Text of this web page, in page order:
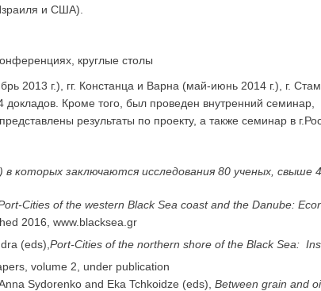
и США).
круглые столы
2013 г.), гг. Констанца и Варна (май-июнь 2014 г.), г.
Кроме того, был проведен внутренний
результаты по проекту, а также семинар в
в которых заключаются исследования 80 ученых, свыше
Cities of the western Black Sea coast and the Danube:
2016, www.blacksea.gr
(eds), Port-Cities of the northern shore of the Black Sea:
volume 2, under publication
Sydorenko and Eka Tchkoidze (eds), Between grain and